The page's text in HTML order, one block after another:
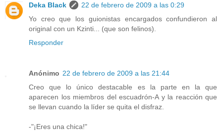
Deka Black
22 de febrero de 2009 a las 0:29
Yo creo que los guionistas encargados confundieron al
original con un Kzinti... (que son felinos).
Responder
Anónimo 22 de febrero de 2009 a las 21:44
Creo que lo único destacable es la parte en la que
aparecen los miembros del escuadrón-A y la reacción que
se llevan cuando la líder se quita el disfraz.
-"¡Eres una chica!"